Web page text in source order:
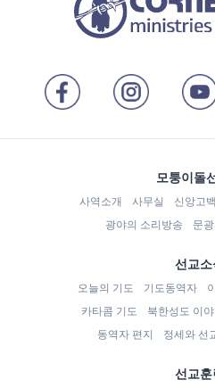
모퉁이돌
사역소개 사무실 신앙고백
광야의 소리방송
문
선교소
오늘의 기도 기도동역자
카타콤 기도
북한성도 이
동역자 편지
정세와 선
선교훈